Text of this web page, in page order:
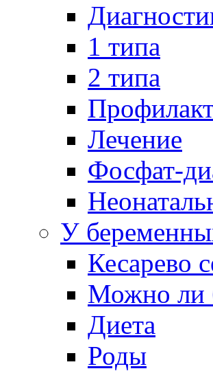
1 типа
2 типа
Лечение
Фосфат-
У
Кесарево
Можно ли
Диета
Роды